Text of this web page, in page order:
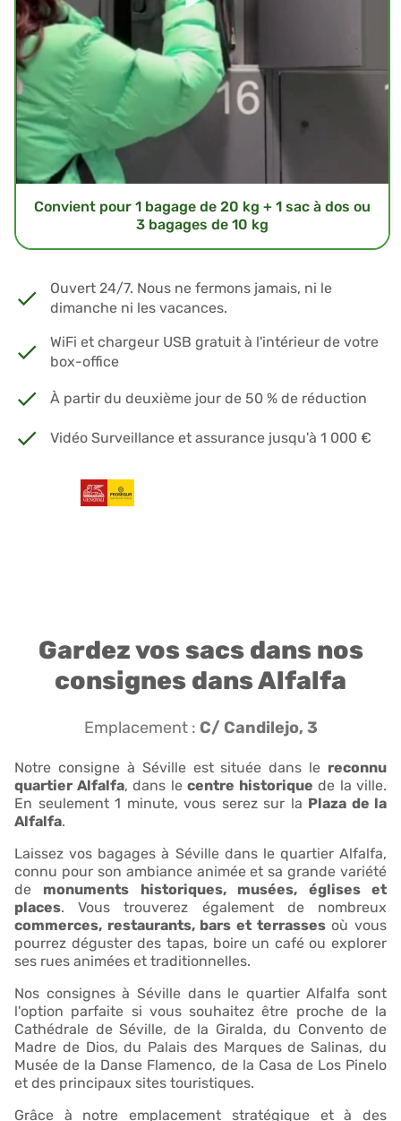
Convient pour 1 bagage de 20 kg + 1 sac à dos ou
3 bagages de 10 kg
Ouvert 24/7. Nous ne fermons jamais, ni le
dimanche ni les vacances.
WiFi et chargeur USB gratuit à l'intérieur de votre
box-office
À partir du deuxième jour de 50 % de réduction
Vidéo Surveillance et assurance jusqu'à 1 000 €
Gardez vos sacs dans nos
consignes dans Alfalfa
Emplacement : C/ Candilejo, 3
Notre consigne à Séville est située dans le reconnu
quartier Alfalfa, dans le centre historique de la ville.
En seulement 1 minute, vous serez sur la Plaza de la
Alfalfa.
Laissez vos bagages à Séville dans le quartier Alfalfa,
connu pour son ambiance animée et sa grande variété
de monuments historiques, musées, églises et
places. Vous trouverez également de nombreux
commerces, restaurants, bars et terrassesoù vous
pourrez déguster des tapas, boire un café ou explorer
ses rues animées et traditionnelles.
Nos consignes à Séville dans le quartier Alfalfa sont
l'option parfaite si vous souhaitez être proche de la
Cathédrale de Séville, de la Giralda, du Convento de
Madre de Dios, du Palais des Marques de Salinas, du
Musée de la Danse Flamenco, de la Casa de Los Pinelo
et des principaux sites touristiques.
Grâce à notre emplacement stratégique et à des